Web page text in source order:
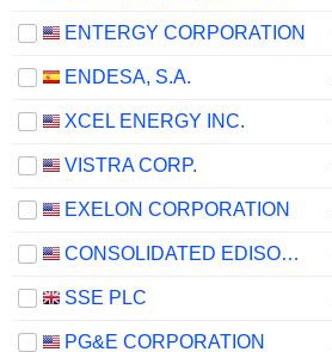
ENTERGY CORPORATION
ENDESA, S.A.
XCEL ENERGY INC.
VISTRA CORP.
EXELON CORPORATION
CONSOLIDATED EDISON, INC.
SSE PLC
PG&E CORPORATION